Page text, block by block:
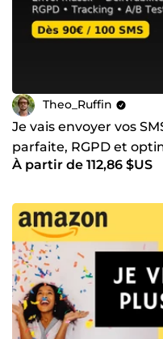
Theo_Ruffin
Je vais envoyer vos
parfaite, RGPD et
À partir de 112,86 $US